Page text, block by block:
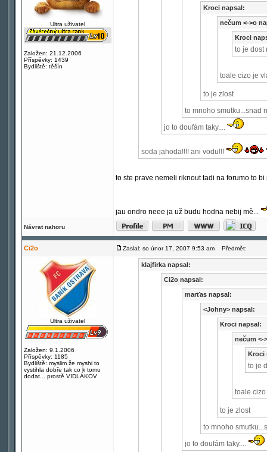
Ultra uživatel
Založen: 21.12.2006
Příspěvky: 1439
Bydliště: těšín
Kroci napsal:
nečum <->o
Kroci
to je dost
toale cizo je
to je zlost
to mnoho smutku...snad
jo to doufám taky....
soda jahoda!!!! ani vodu!!!
to ste prave nemeli riknout tadi na forumo to
jau ondro neee ja už budu hodna nebij mě...
Návrat nahoru
Ci2o Zaslal: so únor 17, 2007 9:53 am Předmět:
Ultra uživatel
Založen: 9.1.2006
Příspěvky: 1185
Bydliště: myslim že myshi to
vystihla dobře tak co k tomu
dodat... prostě VIDLÁKOV
klajfirka napsal:
Ci2o napsal:
marťas napsal:
<Johny> napsal:
Kroci napsal:
nečum <-
Kroci
to je
toale
to je zlost
to mnoho
jo to doufám taky....